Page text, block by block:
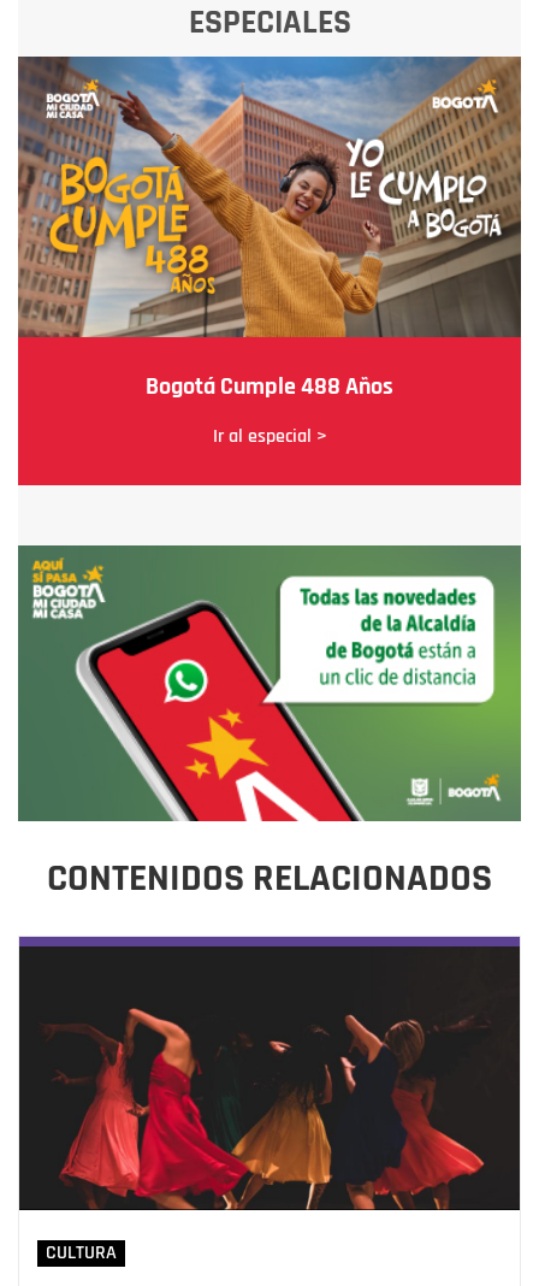
ESPECIALES
Bogotá Cumple 488 Años
Ir al especial >
CONTENIDOS RELACIONADOS
CULTURA